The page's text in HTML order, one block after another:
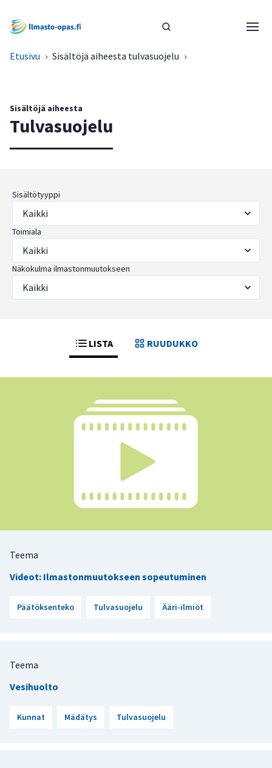
Etusivu › Sisältöjä aiheesta tulvasuojelu ›
Sisältöjä aiheesta
Tulvasuojelu
Sisältötyyppi
Toimiala
Näkokulma ilmastonmuutokseen
LISTA RUUDUKKO
Teema
Videot: Ilmastonmuutokseen sopeutuminen
Päätöksenteko Tulvasuojelu Ääri-ilmiöt
Teema
Vesihuolto
Kunnat Mädätys Tulvasuojelu